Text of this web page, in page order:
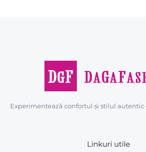
Experimentează confortul și stilul autentic
Linkuri utile